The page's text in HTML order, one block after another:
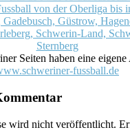
Seiten haben eine eigene
fussball.de
wird nicht veröffentlicht.